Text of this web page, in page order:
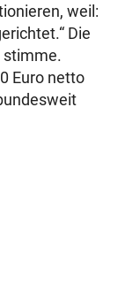
weil:
Die
stimme.
Euro netto